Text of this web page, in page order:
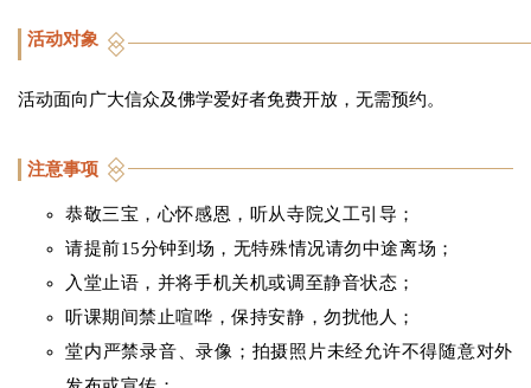
活动对象
活动面向广大信众及佛学爱好者免费开放，无需预约。
注意事项
恭敬三宝，心怀感恩，听从寺院义工引导；
请提前15分钟到场，无特殊情况请勿中途离场；
入堂止语，并将手机关机或调至静音状态；
听课期间禁止喧哗，保持安静，勿扰他人；
堂内严禁录音、录像；拍摄照片未经允许不得随意对外